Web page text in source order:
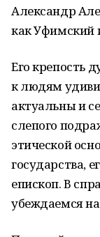
Александр
как Уфимский
Его крепость
к людям
актуальны и
слепого
этической
государства,
епископ. В
убеждаемся